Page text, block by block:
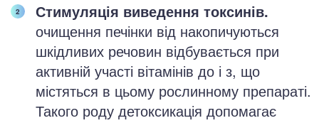
Стимуляція виведення токсинів.
очищення печінки від накопичуються
шкідливих речовин відбувається при
активній участі вітамінів до і з, що
містяться в цьому рослинному препараті.
Такого роду детоксикація допомагає